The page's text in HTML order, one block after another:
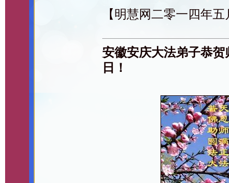
【明慧网二零一四年
安徽安庆大法弟子恭
日！